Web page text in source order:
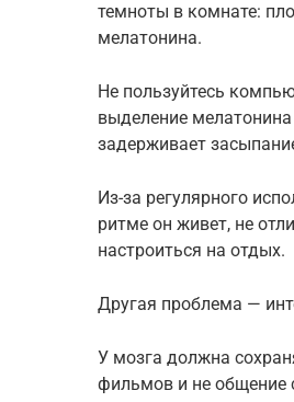
темноты в комнате:
мелатонина.
Не пользуйтесь
выделение мелатонина
задерживает
Из-за регулярного
ритме он живет, не
настроиться на отдых.
Другая проблема —
У мозга должна
фильмов и не общение